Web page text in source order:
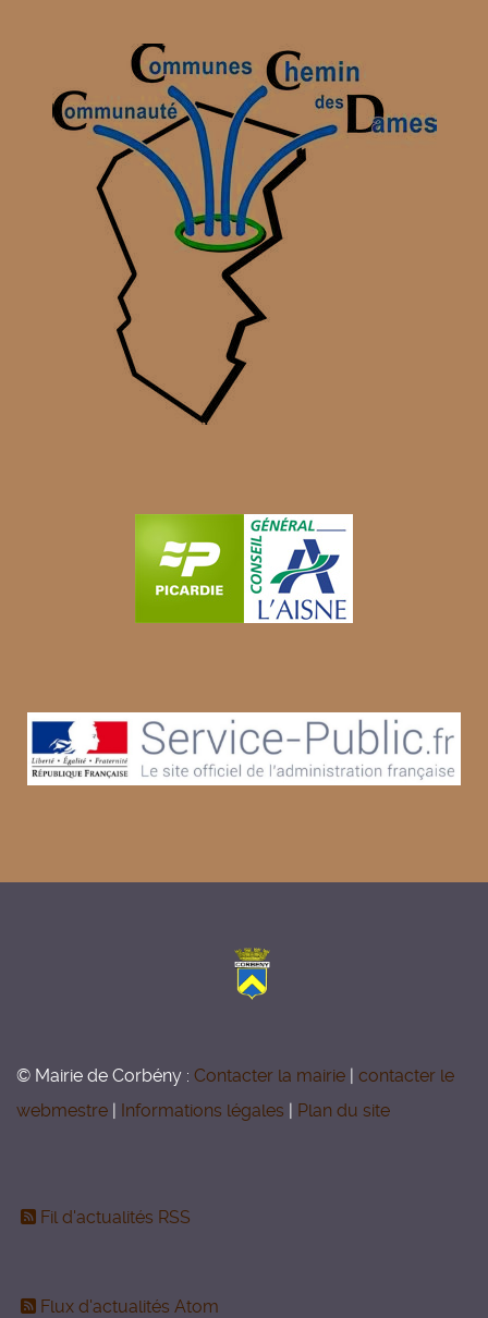
© Mairie de Corbény : Contacter la mairie | contacter le
webmestre | Informations légales | Plan du site
Fil d'actualités RSS
Flux d'actualités Atom